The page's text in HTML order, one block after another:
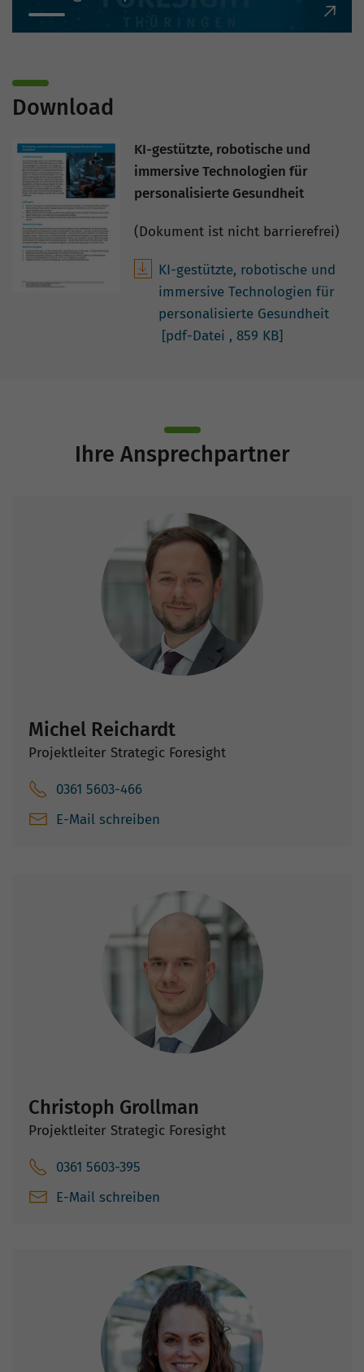
Download
KI-gestützte, robotische und
immersive Technologien für
personalisierte Gesundheit
(Dokument ist nicht barrierefrei)
KI-gestützte, robotische und
immersive Technologien für
personalisierte Gesundheit
[pdf-Datei , 859 KB]
Ihre Ansprechpartner
Michel Reichardt
Projektleiter Strategic Foresight
0361 5603-466
E-Mail schreiben
Christoph Grollman
Projektleiter Strategic Foresight
0361 5603-395
E-Mail schreiben